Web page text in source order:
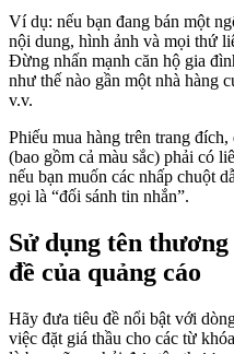
Ví dụ: nếu bạn đang bán một
nội dung, hình ảnh và mọi thứ
Đừng nhấn mạnh căn hộ gia
như thế nào gần một nhà hàng
v.v.
Phiếu mua hàng trên trang
(bao gồm cả màu sắc) phải có
nếu bạn muốn các nhấp chuột
gọi là “đối sánh tin nhắn”.
Sử dụng tên
đề của quảng cáo
Hãy đưa tiêu đề nổi bật với
việc đặt giá thầu cho các từ